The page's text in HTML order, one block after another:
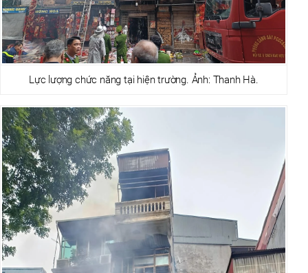
Lực lượng chức năng tại hiện trường. Ảnh: Thanh Hà.